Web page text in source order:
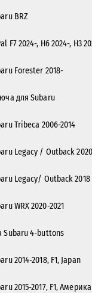
BRZ
F7 2024-, H6 2024-, H3
Forester 2018-
для Subaru
Tribeca 2006-2014
Legacy / Outback
Legacy/ Outback 2018
WRX 2020-2021
Subaru 4-buttons
2014-2018, F1, Japan
2015-2017, F1, Америка